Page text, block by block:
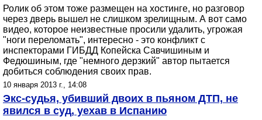
Ролик об этом тоже размещен на хостинге, но разговор
через дверь вышел не слишком зрелищным. А вот само
видео, которое неизвестные просили удалить, угрожая
"ноги переломать", интересно - это конфликт с
инспекторами ГИБДД Копейска Савчишиным и
Федюшиным, где "немного дерзкий" автор пытается
добиться соблюдения своих прав.
10 января 2013 г., 14:08
Экс-судья, убивший двоих в пьяном ДТП, не
явился в суд, уехав в Испанию